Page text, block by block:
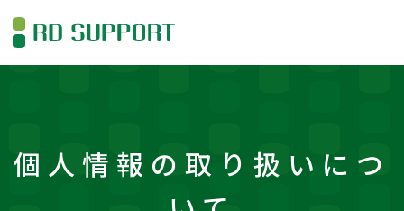
個人情報の取り扱いにつ